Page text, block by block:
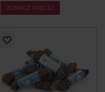
ZOBACZ WIĘCEJ